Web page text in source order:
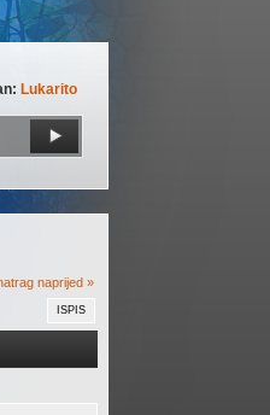
Lukarito
naprijed »
ISPIS